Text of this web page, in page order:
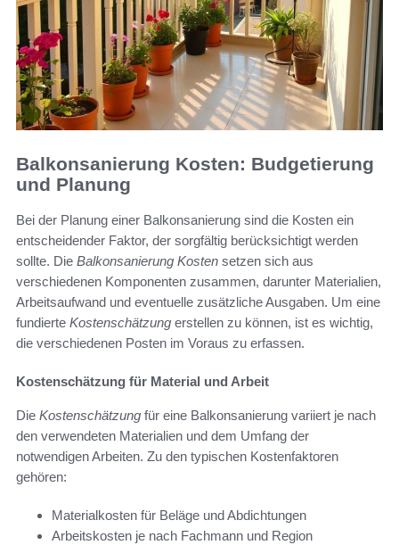
Balkonsanierung Kosten: Budgetierung
und Planung
Bei der Planung einer Balkonsanierung sind die Kosten ein
entscheidender Faktor, der sorgfältig berücksichtigt werden
sollte. Die Balkonsanierung Kosten setzen sich aus
verschiedenen Komponenten zusammen, darunter Materialien,
Arbeitsaufwand und eventuelle zusätzliche Ausgaben. Um eine
fundierte Kostenschätzung erstellen zu können, ist es wichtig,
die verschiedenen Posten im Voraus zu erfassen.
Kostenschätzung für Material und Arbeit
Die Kostenschätzung für eine Balkonsanierung variiert je nach
den verwendeten Materialien und dem Umfang der
notwendigen Arbeiten. Zu den typischen Kostenfaktoren
gehören:
Materialkosten für Beläge und Abdichtungen
Arbeitskosten je nach Fachmann und Region